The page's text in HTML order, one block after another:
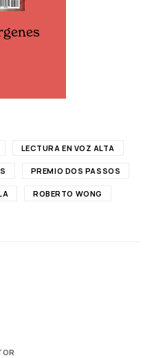
LECTURA EN VOZ ALTA
PREMIO DOS PASSOS
ROBERTO WONG